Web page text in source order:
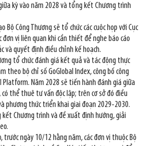
kỳ vào năm 2028 và tổng kết Chương trình
Bộ Công Thương sẽ tổ chức các cuộc họp với Cục
đơn vị liên quan khi cần thiết để nghe báo cáo
và quyết định điều chỉnh kế hoạch.
tổ chức đánh giá kết quả và tác động thực
theo bộ chỉ số GoGlobal Index, công bố công
Platform. Năm 2028 sẽ tiến hành đánh giá giữa
thể thuê tư vấn độc lập; trên cơ sở đó điều
phương thức triển khai giai đoạn 2029-2030.
Chương trình và đề xuất định hướng, giải
trước ngày 10/12 hằng năm, các đơn vị thuộc Bộ